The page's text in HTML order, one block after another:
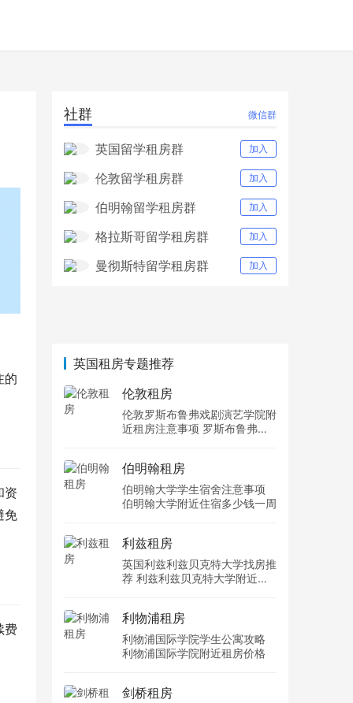
的
资
免
费
社群 微信群
英国留学租房群 加入
伦敦留学租房群 加入
伯明翰留学租房群 加入
格拉斯哥留学租房群 加入
曼彻斯特留学租房群 加入
英国租房专题推荐
伦敦租房
伦敦罗斯布鲁弗戏剧演艺学院附
近租房注意事项 罗斯布鲁弗戏
伯明翰租房
伯明翰大学学生宿舍注意事项
伯明翰大学附近住宿多少钱一周
利兹租房
英国利兹利兹贝克特大学找房推
荐 利兹利兹贝克特大学附近住
利物浦租房
利物浦国际学院学生公寓攻略
利物浦国际学院附近租房价格
剑桥租房